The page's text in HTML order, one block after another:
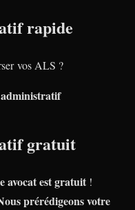
rapide
vos ALS ?
gratuit
avocat est gratuit !
prérédigeons votre